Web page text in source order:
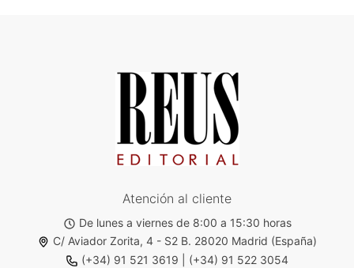
Atención al cliente
De lunes a viernes de 8:00 a 15:30 horas
C/ Aviador Zorita, 4 - S2 B. 28020 Madrid (España)
(+34) 91 521 3619
(+34) 91 522 3054